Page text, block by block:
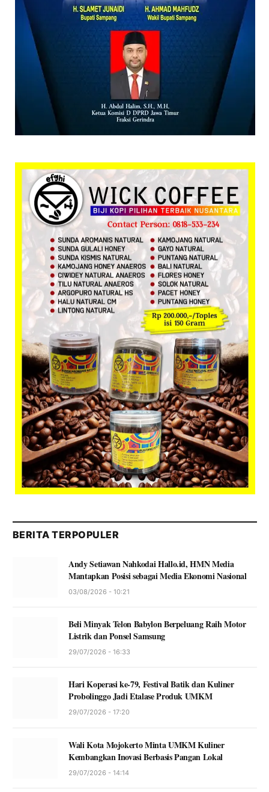
BERITA TERPOPULER
Andy Setiawan Nahkodai Hallo.id, HMN Media
Mantapkan Posisi sebagai Media Ekonomi Nasional
03/08/2026 - 10:21
Beli Minyak Telon Babylon Berpeluang Raih Motor
Listrik dan Ponsel Samsung
29/07/2026 - 16:33
Hari Koperasi ke-79, Festival Batik dan Kuliner
Probolinggo Jadi Etalase Produk UMKM
29/07/2026 - 17:20
Wali Kota Mojokerto Minta UMKM Kuliner
Kembangkan Inovasi Berbasis Pangan Lokal
29/07/2026 - 14:14